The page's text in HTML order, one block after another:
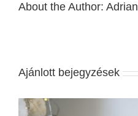
About the Author: Adrian
Ajánlott bejegyzések